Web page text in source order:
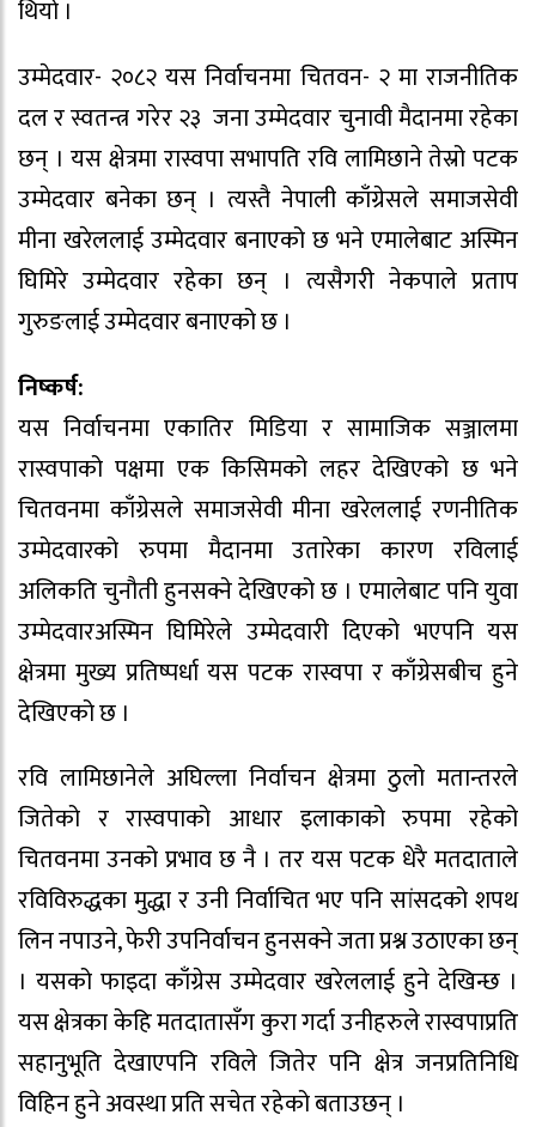
थियो ।
उम्मेदवार- २०८२ यस निर्वाचनमा चितवन- २ मा राजनीतिक
दल र स्वतन्त्र गरेर २३ जना उम्मेदवार चुनावी मैदानमा रहेका
छन् । यस क्षेत्रमा रास्वपा सभापति रवि लामिछाने तेस्रो पटक
उम्मेदवार बनेका छन् । त्यस्तै नेपाली काँग्रेसले समाजसेवी
मीना खरेललाई उम्मेदवार बनाएको छ भने एमालेबाट अस्मिन
घिमिरे उम्मेदवार रहेका छन् । त्यसैगरी नेकपाले प्रताप
गुरुङलाई उम्मेदवार बनाएको छ ।
निष्कर्ष:
यस निर्वाचनमा एकातिर मिडिया र सामाजिक सञ्जालमा
रास्वपाको पक्षमा एक किसिमको लहर देखिएको छ भने
चितवनमा काँग्रेसले समाजसेवी मीना खरेललाई रणनीतिक
उम्मेदवारको रुपमा मैदानमा उतारेका कारण रविलाई
अलिकति चुनौती हुनसक्ने देखिएको छ । एमालेबाट पनि युवा
उम्मेदवारअस्मिन घिमिरेले उम्मेदवारी दिएको भएपनि यस
क्षेत्रमा मुख्य प्रतिष्पर्धा यस पटक रास्वपा र काँग्रेसबीच हुने
देखिएको छ ।
रवि लामिछानेले अघिल्ला निर्वाचन क्षेत्रमा ठुलो मतान्तरले
जितेको र रास्वपाको आधार इलाकाको रुपमा रहेको
चितवनमा उनको प्रभाव छ नै । तर यस पटक धेरै मतदाताले
रविविरुद्धका मुद्धा र उनी निर्वाचित भए पनि सांसदको शपथ
लिन नपाउने, फेरी उपनिर्वाचन हुनसक्ने जता प्रश्न उठाएका छन्
। यसको फाइदा काँग्रेस उम्मेदवार खरेललाई हुने देखिन्छ ।
यस क्षेत्रका केहि मतदातासँग कुरा गर्दा उनीहरुले रास्वपाप्रति
सहानुभूति देखाएपनि रविले जितेर पनि क्षेत्र जनप्रतिनिधि
विहिन हुने अवस्था प्रति सचेत रहेको बताउछन् ।